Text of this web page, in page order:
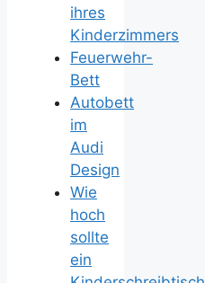
ihres
Kinderzimmers
Feuerwehr-
Bett
Autobett
im
Audi
Design
Wie
hoch
sollte
ein